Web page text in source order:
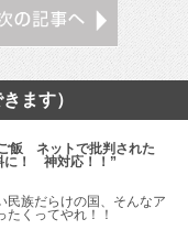
ます）
飯 ネットで批判された
に！ 神対応！！”
民族だらけの国、そんなア
くってやれ！！